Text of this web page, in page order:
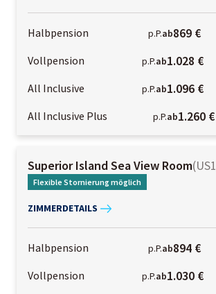
Halbpension p.P.ab869 €
Vollpension p.P.ab1.028 €
All Inclusive p.P.ab1.096 €
All Inclusive Plus p.P.ab1.260 €
Superior Island Sea View Room(US1
Flexible Stornierung möglich
ZIMMERDETAILS
Halbpension p.P.ab894 €
Vollpension p.P.ab1.030 €